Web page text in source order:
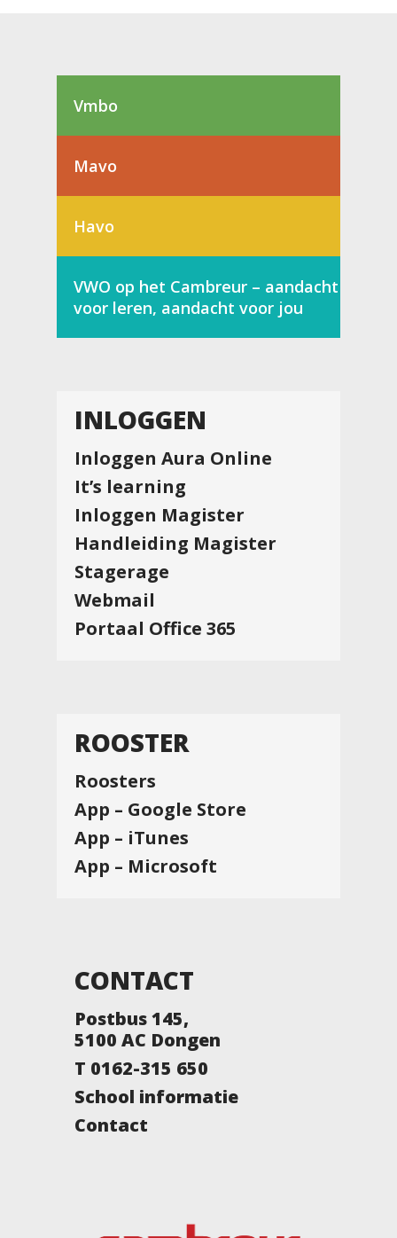
Vmbo
Mavo
Havo
VWO op het Cambreur – aandacht
voor leren, aandacht voor jou
INLOGGEN
Inloggen Aura Online
It’s learning
Inloggen Magister
Handleiding Magister
Stagerage
Webmail
Portaal Office 365
ROOSTER
Roosters
App – Google Store
App – iTunes
App – Microsoft
CONTACT
Postbus 145,
5100 AC Dongen
T 0162-315 650
School informatie
Contact